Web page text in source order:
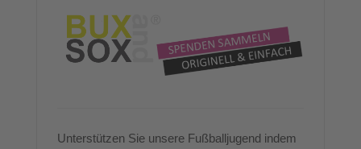
Unterstützen Sie unsere Fußballjugend indem